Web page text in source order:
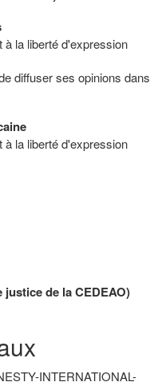
la liberté d'expression
diffuser ses opinions dans
la liberté d'expression
justice de la CEDEAO)
INTERNATIONAL-